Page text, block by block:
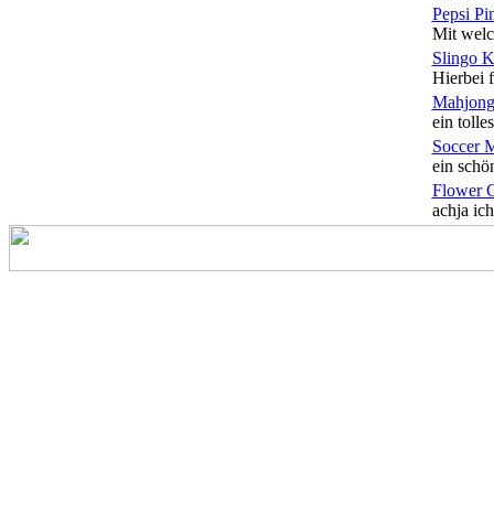
Pepsi
Mit
Slingo
Hierbei
ein
Soccer
ein
Flower
achja